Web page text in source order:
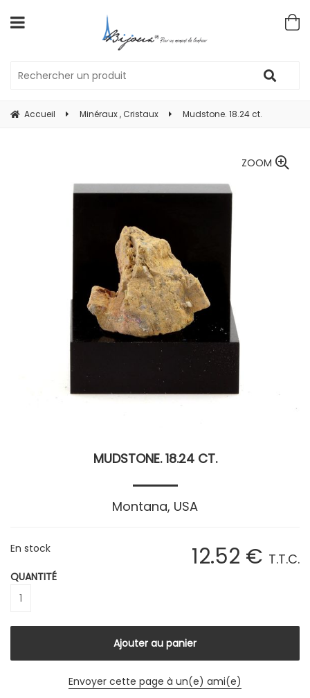
Accueil Minéraux , Cristaux Mudstone. 18.24 ct.
ZOOM
MUDSTONE. 18.24 CT.
Montana, USA
12.52 € T.T.C.
En stock
QUANTITÉ
Envoyer cette page à un(e) ami(e)